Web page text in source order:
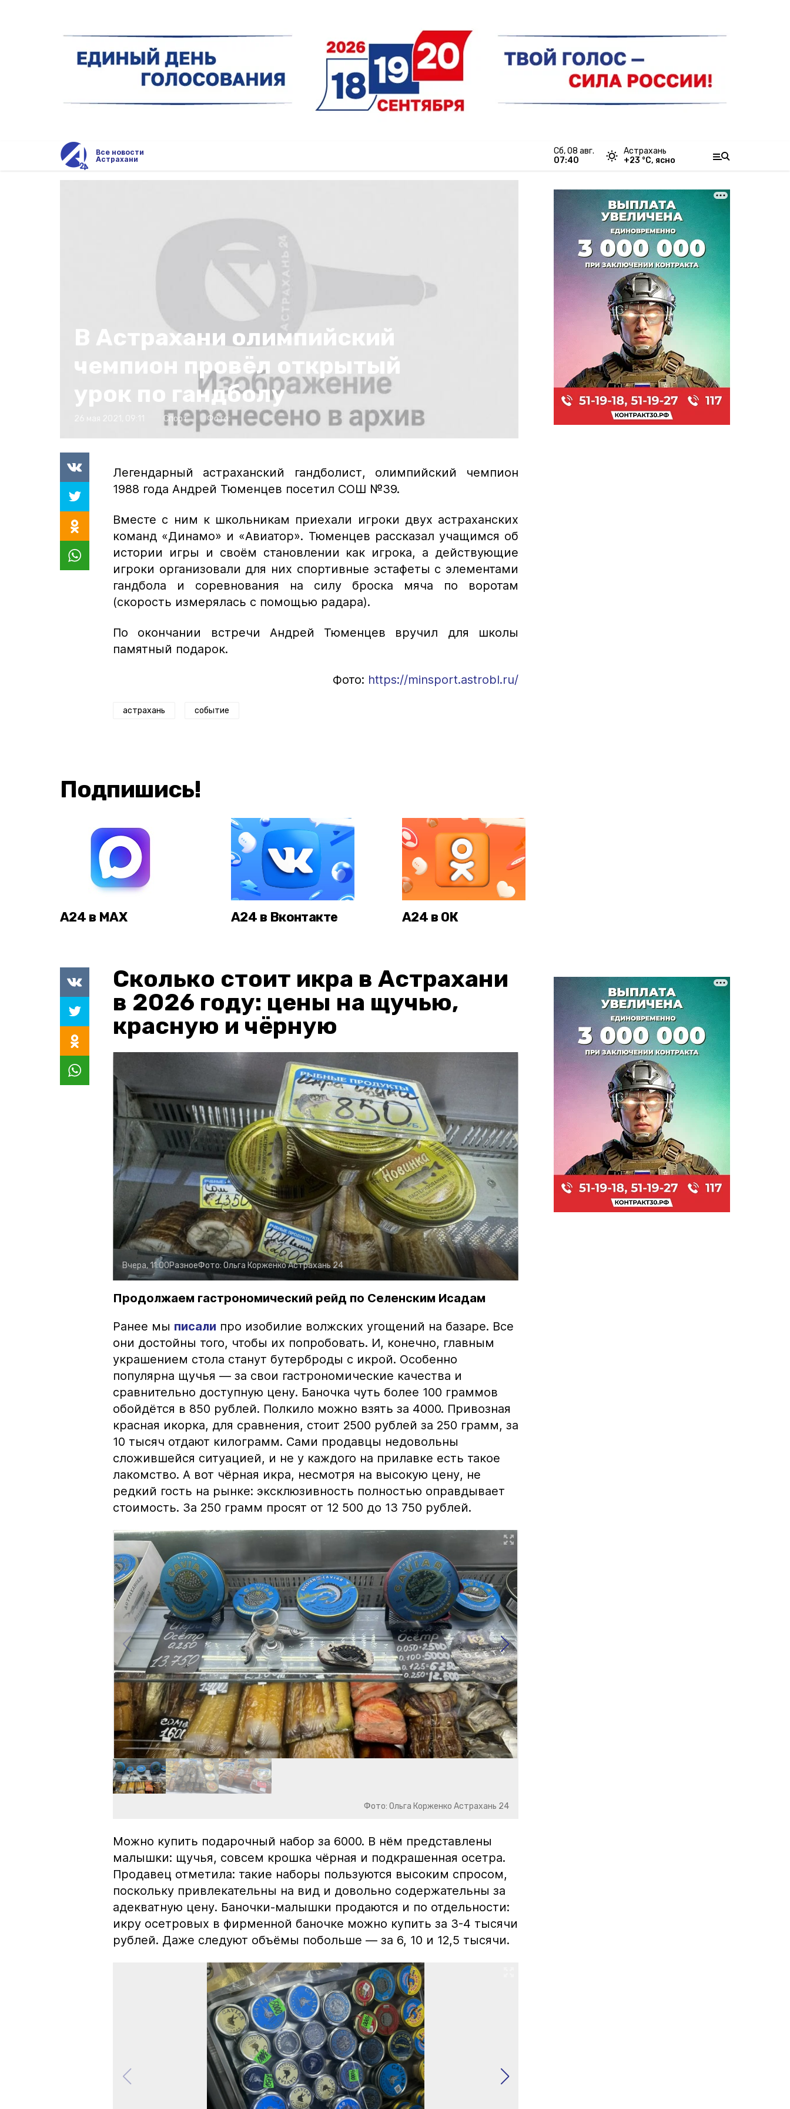
Все новости
Астрахани
сб, 08 авг.
07:40
Астрахань
+23 °С, ясно
В Астрахани олимпийский
чемпион провёл открытый
урок по гандболу
Спорт Фото:
Легендарный астраханский гандболист, олимпийский чемпион
1988 года Андрей Тюменцев посетил СОШ №39.
Вместе с ним к школьникам приехали игроки двух астраханских
команд «Динамо» и «Авиатор». Тюменцев рассказал учащимся об
истории игры и своём становлении как игрока, а действующие
игроки организовали для них спортивные эстафеты с элементами
гандбола и соревнования на силу броска мяча по воротам
(скорость измерялась с помощью радара).
По окончании встречи Андрей Тюменцев вручил для школы
памятный подарок.
Фото: https://minsport.astrobl.ru/
астрахань событие
Подпишись!
А24 в MAX А24 в Вконтакте А24 в ОК
Сколько стоит икра в Астрахани
в 2026 году: цены на щучью,
красную и чёрную
Вчера, 11:00РазноеФото: Ольга КорженкоАстрахань 24
Продолжаем гастрономический рейд по Селенским Исадам
Ранее мы писали про изобилие волжских угощений на базаре. Все
они достойны того, чтобы их попробовать. И, конечно, главным
украшением стола станут бутерброды с икрой. Особенно
популярна щучья — за свои гастрономические качества и
сравнительно доступную цену. Баночка чуть более 100 граммов
обойдётся в 850 рублей. Полкило можно взять за 4000. Привозная
красная икорка, для сравнения, стоит 2500 рублей за 250 грамм, за
10 тысяч отдают килограмм. Сами продавцы недовольны
сложившейся ситуацией, и не у каждого на прилавке есть такое
лакомство. А вот чёрная икра, несмотря на высокую цену, не
редкий гость на рынке: эксклюзивность полностью оправдывает
стоимость. За 250 грамм просят от 12 500 до 13 750 рублей.
Фото: Ольга Корженко Астрахань 24
Можно купить подарочный набор за 6000. В нём представлены
малышки: щучья, совсем крошка чёрная и подкрашенная осетра.
Продавец отметила: такие наборы пользуются высоким спросом,
поскольку привлекательны на вид и довольно содержательны за
адекватную цену. Баночки-малышки продаются и по отдельности:
икру осетровых в фирменной баночке можно купить за 3-4 тысячи
рублей. Даже следуют объёмы побольше — за 6, 10 и 12,5 тысячи.